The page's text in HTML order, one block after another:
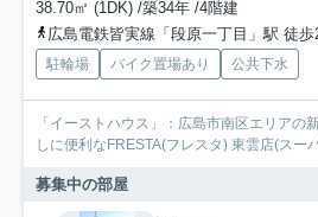
38.70㎡ (1DK) /築34年 /4階建
広島電鉄皆実線「段原一丁目」駅 徒歩
駐輪場 バイク置場あり 公共下水
「イーストハウス」：広島市南区エリアの
しに便利なFRESTA(フレスタ) 東雲店(スー
募集中の部屋